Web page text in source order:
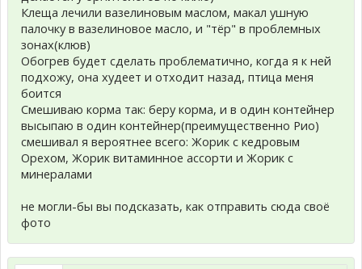
Клеща лечили вазелиновым маслом, макал ушную
палочку в вазелиновое масло, и "тёр" в проблемных
зонах(клюв)
Обогрев будет сделать проблематично, когда я к ней
подхожу, она худеет и отходит назад, птица меня
боится
Смешиваю корма так: беру корма, и в один контейнер
высыпаю в один контейнер(преимущественно Рио)
смешивал я вероятнее всего: Жорик с кедровым
Орехом, Жорик витаминное ассорти и Жорик с
минералами
не могли-бы вы подсказать, как отправить сюда своё
фото